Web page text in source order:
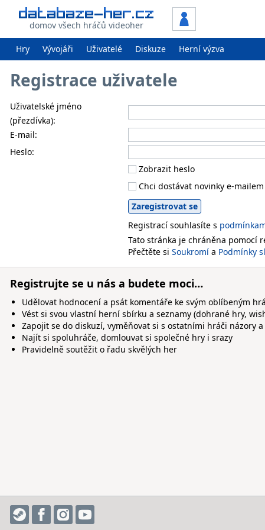
domov všech hráčů videoher
Hry Vývojáři Uživatelé Diskuze Herní výzva
Registrace uživatele
Uživatelské jméno
(přezdívka):
E-mail:
Heslo:
Zobrazit heslo
Chci dostávat novinky e-mailem
Registrací souhlasíte s
Tato stránka je chráněna pomocí
Přečtěte si Soukromí a Podmínky
Registrujte se u nás a budete moci…
Udělovat hodnocení a psát komentáře ke svým oblíbeným
Vést si svou vlastní herní sbírku a seznamy (dohrané hry,
Zapojit se do diskuzí, vyměňovat si s ostatními hráči názory
Najít si spoluhráče, domlouvat si společné hry i srazy
Pravidelně soutěžit o řadu skvělých her